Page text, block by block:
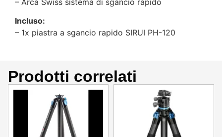
– Arca Swiss sistema di sgancio rapido
Incluso:
– 1x piastra a sgancio rapido SIRUI PH-120
Prodotti correlati